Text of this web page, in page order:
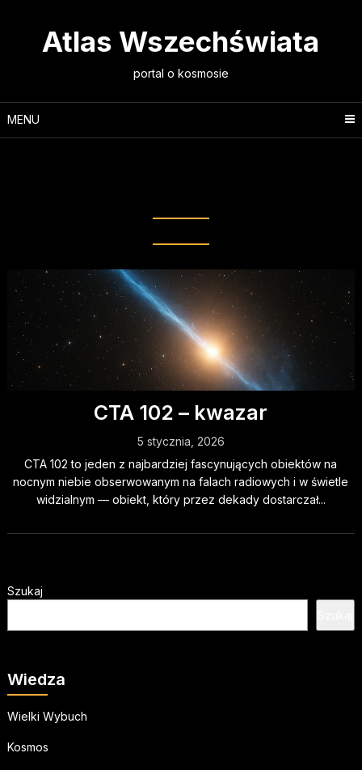
Atlas Wszechświata
portal o kosmosie
MENU
CTA 102 – kwazar
5 stycznia, 2026
CTA 102 to jeden z najbardziej fascynujących obiektów na
nocnym niebie obserwowanym na falach radiowych i w świetle
widzialnym — obiekt, który przez dekady dostarczał...
Szukaj
Wiedza
Wielki Wybuch
Kosmos